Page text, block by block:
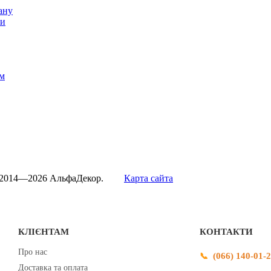
АльфаДекор. Карта сайта
КЛІЄНТАМ
Про нас
Доставка та оплата
КОНТАКТИ
(066) 140-01-